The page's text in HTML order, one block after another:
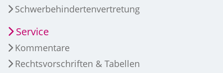
Schwerbehindertenvertretung
Service
Kommentare
Rechtsvorschriften & Tabellen